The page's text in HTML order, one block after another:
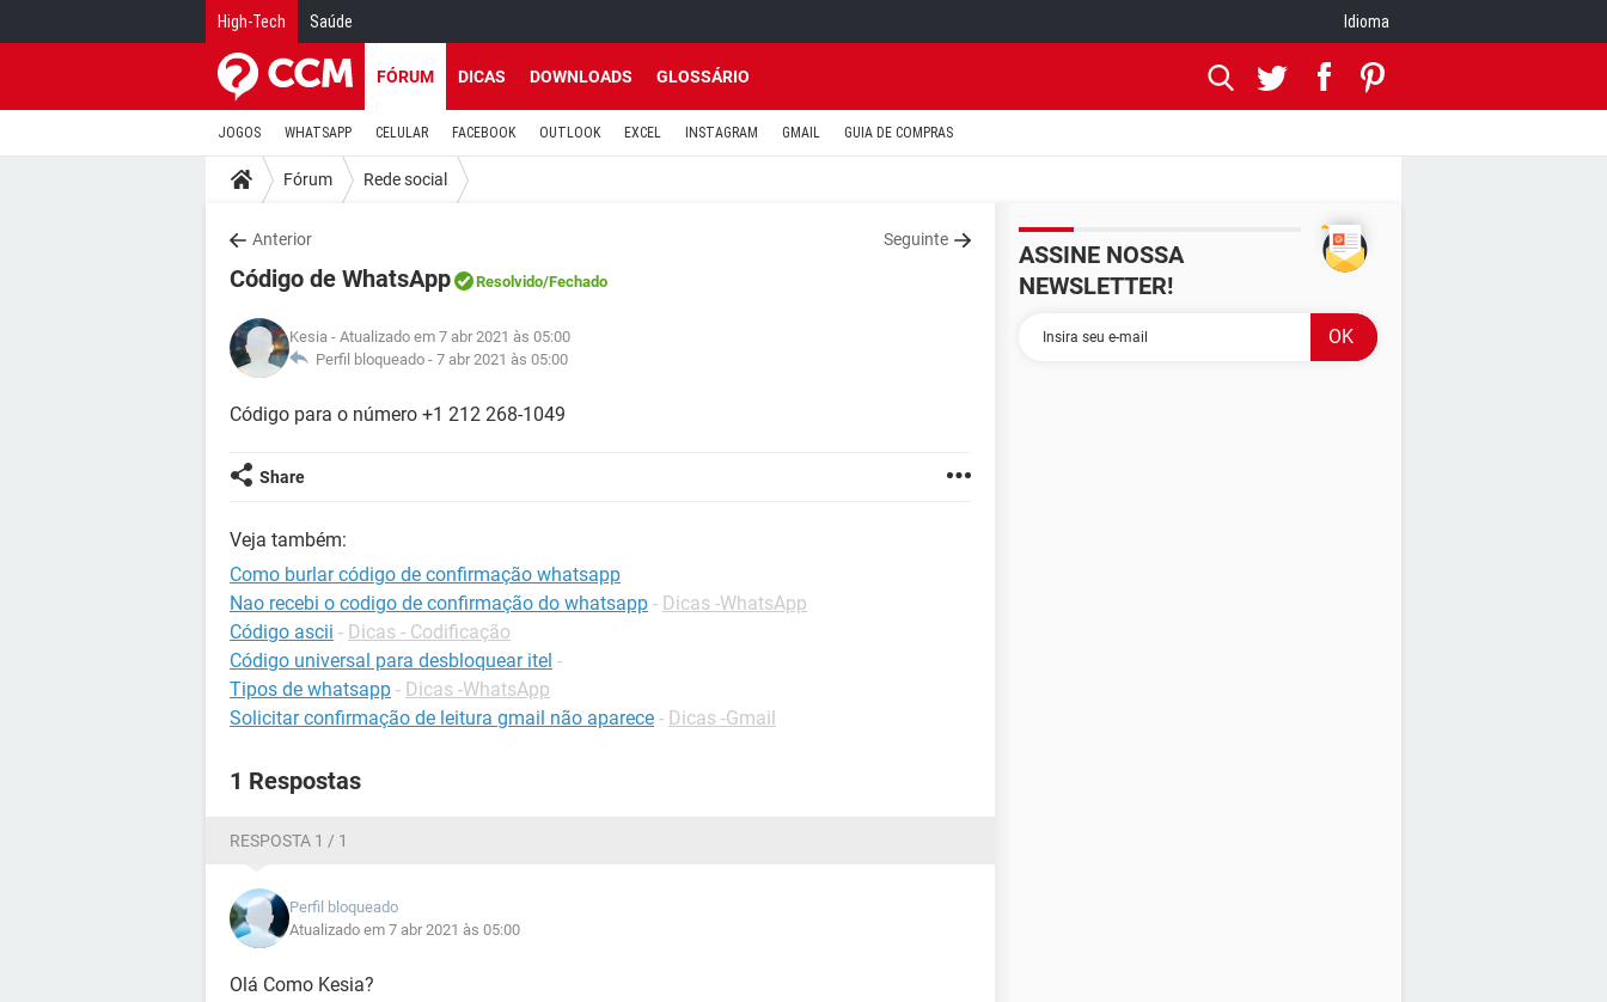
High-Tech Saúde Idioma
FÓRUM DICAS DOWNLOADS GLOSSÁRIO
JOGOS WHATSAPP CELULAR FACEBOOK OUTLOOK EXCEL INSTAGRAM GMAIL GUIA DE COMPRAS
Fórum Rede social
Anterior Seguinte
Código de WhatsApp Resolvido/Fechado
Kesia - Atualizado em 7 abr 2021 às 05:00
Perfil bloqueado - 7 abr 2021 às 05:00
Código para o número +1 212 268-1049
Share
Veja também:
Como burlar código de confirmação whatsapp
Nao recebi o codigo de confirmação do whatsapp - Dicas -WhatsApp
Código ascii - Dicas - Codificação
Código universal para desbloquear itel -
Tipos de whatsapp - Dicas -WhatsApp
Solicitar confirmação de leitura gmail não aparece - Dicas -Gmail
1 Respostas
RESPOSTA 1 / 1
Perfil bloqueado
Atualizado em 7 abr 2021 às 05:00
Olá Como Kesia?
ASSINE NOSSA
NEWSLETTER!